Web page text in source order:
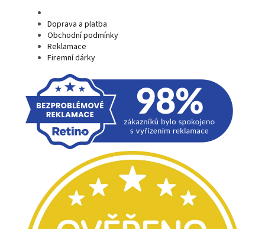
Doprava a platba
Obchodní podmínky
Reklamace
Firemní dárky